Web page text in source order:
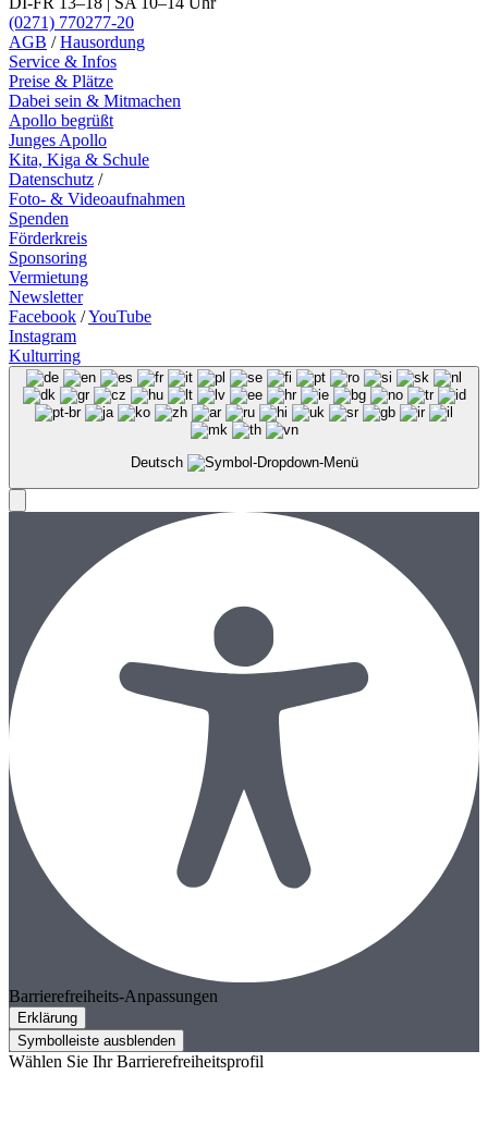
(0271) 770277-20
AGB /Hausordung
Service & Infos
Preise & Plätze
Dabei sein & Mitmachen
Apollo begrüßt
Junges Apollo
Kita, Kiga & Schule
Datenschutz /
Foto- & Videoaufnahmen
Spenden
Förderkreis
Sponsoring
Vermietung
Newsletter
Facebook /YouTube
Instagram
Kulturring
Deutsch
Barrierefreiheits-Anpassungen
Erklärung
Symbolleiste ausblenden
Wählen Sie Ihr Barrierefreiheitsprofil